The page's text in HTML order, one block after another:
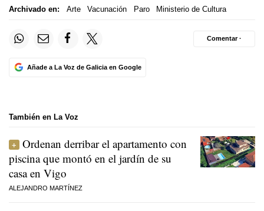
Archivado en: Arte Vacunación Paro Ministerio de Cultura
Añade a La Voz de Galicia en Google
Comentar ·
También en La Voz
Ordenan derribar el apartamento con
piscina que montó en el jardín de su
casa en Vigo
ALEJANDRO MARTÍNEZ